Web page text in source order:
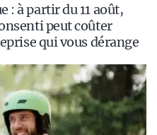
: à partir du 11 août,
peut coûter
qui vous dérange